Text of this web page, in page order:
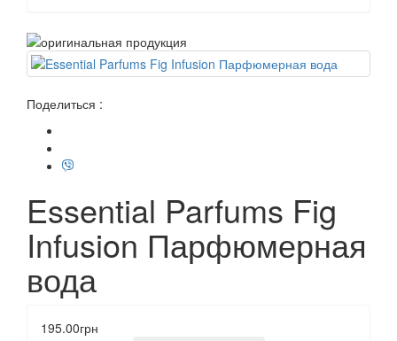
Поделиться :
Essential Parfums Fig
Infusion Парфюмерная
вода
195.00грн